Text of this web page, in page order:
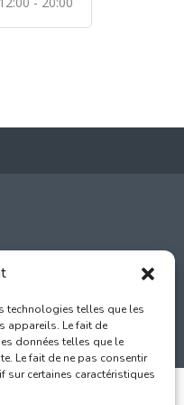
technologies telles que les
appareils. Le fait de
données telles que le
Le fait de ne pas consentir
sur certaines caractéristiques